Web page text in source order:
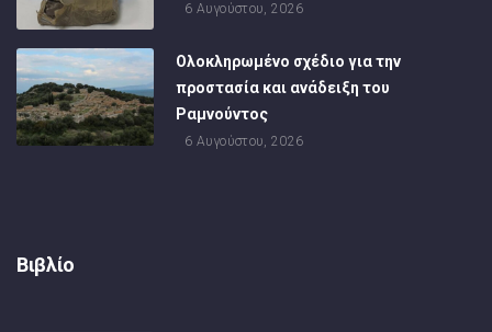
6 Αυγούστου, 2026
Ολοκληρωμένο σχέδιο για την
προστασία και ανάδειξη του
Ραμνούντος
6 Αυγούστου, 2026
Βιβλίο